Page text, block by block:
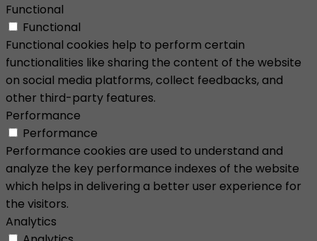
Functional
Functional
Functional cookies help to perform certain
functionalities like sharing the content of the website
on social media platforms, collect feedbacks, and
other third-party features.
Performance
Performance
Performance cookies are used to understand and
analyze the key performance indexes of the website
which helps in delivering a better user experience for
the visitors.
Analytics